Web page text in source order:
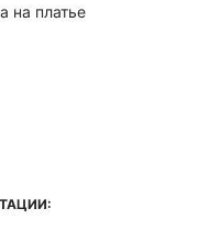
на платье